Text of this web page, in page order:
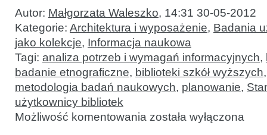
Autor: Małgorzata Waleszko, 14:31 30-05-2012
Kategorie: Architektura i wyposażenie, Badania
jako kolekcje, Informacja naukowa
Tagi: analiza potrzeb i wymagań informacyjnych,
badanie etnograficzne, biblioteki szkół wyższych
metodologia badań naukowych, planowanie,
użytkownicy bibliotek
Możliwość komentowania Ilościowe
i jakościowe
została wyłączona